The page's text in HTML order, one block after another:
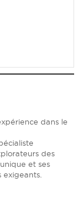
dans le
des
et ses